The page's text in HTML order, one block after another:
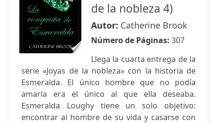
de la nobleza 4)
Autor: Catherine Brook
Número de Páginas: 307
Llega la cuarta entrega de la
serie «Joyas de la nobleza» con la historia de
Esmeralda. El único hombre que no podía
amarla era el único al que ella deseaba.
Esmeralda Loughy tiene un solo objetivo:
encontrar al hombre de su vida y casarse con